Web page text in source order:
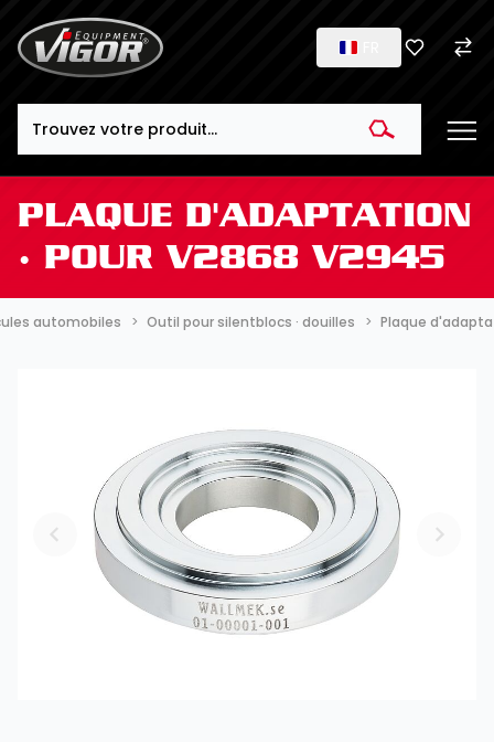
PLAQUE D'ADAPTATION
∙ POUR V2868 V2945
automobiles Outil pour silentblocs · douilles Plaque